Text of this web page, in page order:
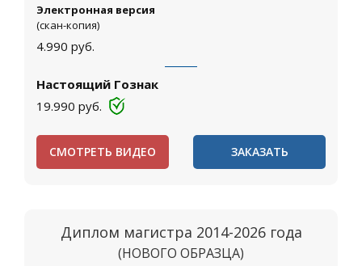
Электронная версия
(скан-копия)
4.990 руб.
Настоящий Гознак
19.990 руб.
СМОТРЕТЬ ВИДЕО ЗАКАЗАТЬ
Диплом магистра 2014-2026 года
(НОВОГО ОБРАЗЦА)